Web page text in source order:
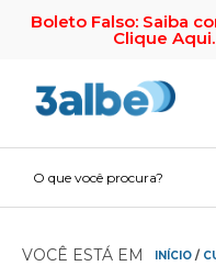
Boleto Falso: Saiba
Clique Aqui.
VOCÊ ESTÁ EM INÍCIO /